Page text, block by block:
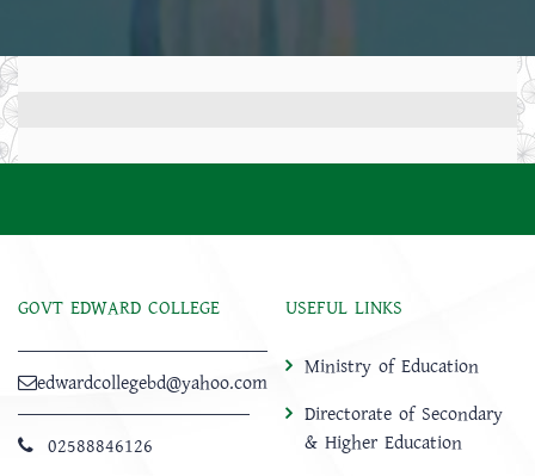
GOVT EDWARD COLLEGE
edwardcollegebd@yahoo.com
02588846126
USEFUL LINKS
Ministry of Education
Directorate of Secondary
& Higher Education